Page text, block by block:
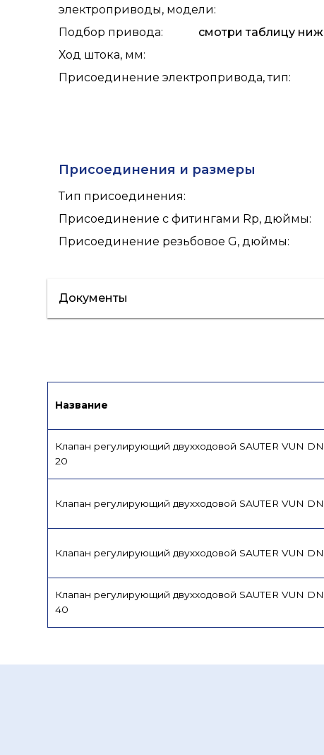
электроприводы, модели:
Подбор привода:
смотри таблицу
Ход штока, мм:
Присоединение электропривода, тип:
Присоединения и размеры
Тип присоединения:
Присоединение с фитингами Rp, дюймы:
Присоединение резьбовое G, дюймы:
Документы
Название
Клапан регулирующий двухходовой SAUTER VUN DN
20
Клапан регулирующий двухходовой SAUTER VUN
Клапан регулирующий двухходовой SAUTER VUN
Клапан регулирующий двухходовой SAUTER VUN DN
40